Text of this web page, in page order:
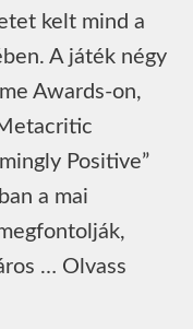
kelt mind a
A játék négy
Awards-on,
Positive”
a mai
… Olvass